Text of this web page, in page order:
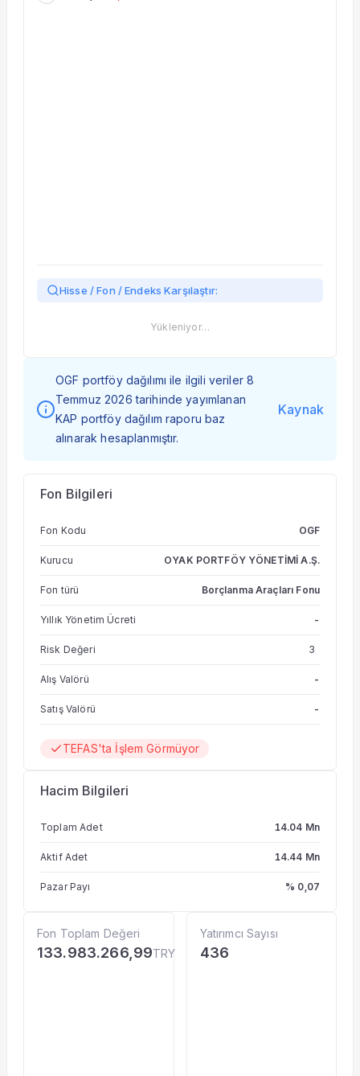
Hisse / Fon / Endeks Karşılaştır:
Yükleniyor…
OGF portföy dağılımı ile ilgili veriler 8
Temmuz 2026 tarihinde yayımlanan
KAP portföy dağılım raporu baz
alınarak hesaplanmıştır.
Kaynak
Fon Bilgileri
Fon Kodu OGF
Kurucu OYAK PORTFÖY YÖNETİMİ A.Ş.
Fon türü Borçlanma Araçları Fonu
Yıllık Yönetim Ücreti -
Risk Değeri 3
Alış Valörü -
Satış Valörü -
TEFAS'ta İşlem Görmüyor
Hacim Bilgileri
Toplam Adet 14.04 Mn
Aktif Adet 14.44 Mn
Pazar Payı % 0,07
Fon Toplam Değeri
133.983.266,99TRY
Yatırımcı Sayısı
436